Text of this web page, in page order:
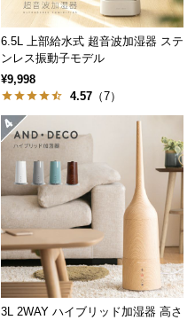
6.5L 上部給水式 超音波加湿器 ステ
ンレス振動子モデル
¥9,998
4.57 （7）
3L 2WAY ハイブリッド加湿器 高さ